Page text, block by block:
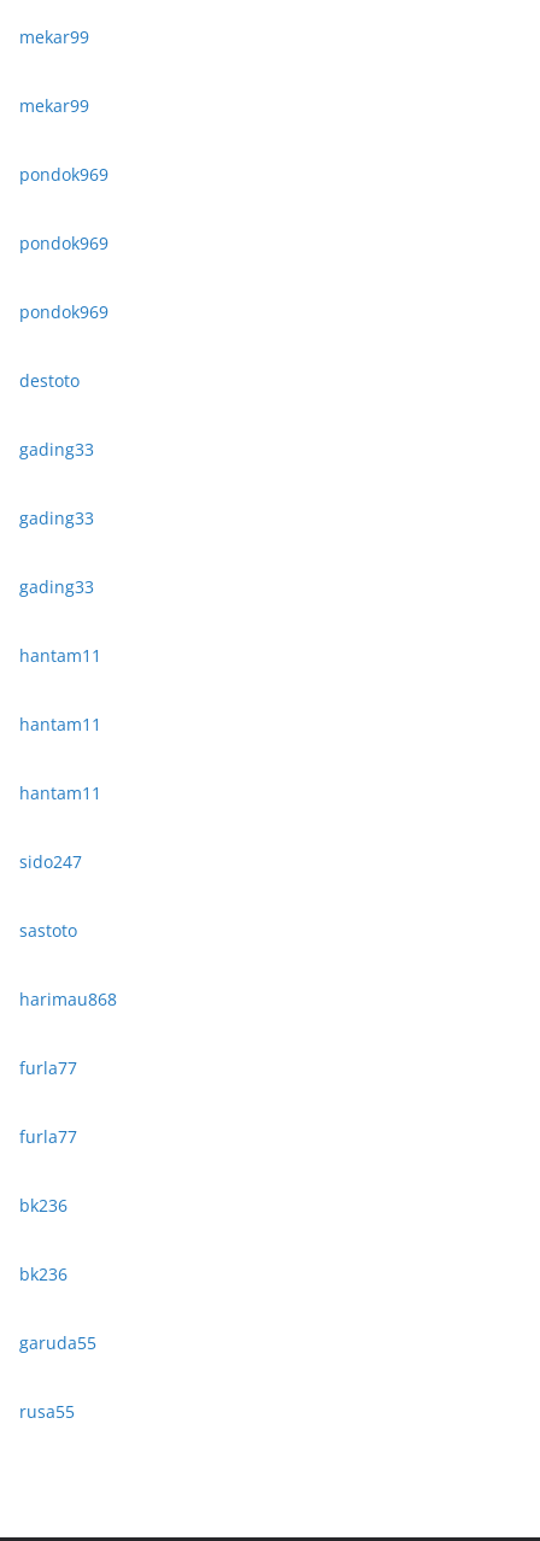
mekar99
mekar99
pondok969
pondok969
pondok969
destoto
gading33
gading33
gading33
hantam11
hantam11
hantam11
sido247
sastoto
harimau868
furla77
furla77
bk236
bk236
garuda55
rusa55